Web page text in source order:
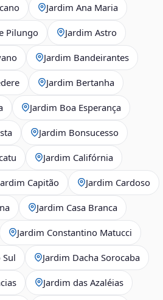
Jardim Ana Maria
Pilungo Jardim Astro
Jardim Bandeirantes
Jardim Bertanha
Jardim Boa Esperança
Jardim Bonsucesso
Jardim Califórnia
Capitão Jardim Cardoso
Jardim Casa Branca
Jardim Constantino Matucci
Jardim Dacha Sorocaba
Jardim das Azaléias